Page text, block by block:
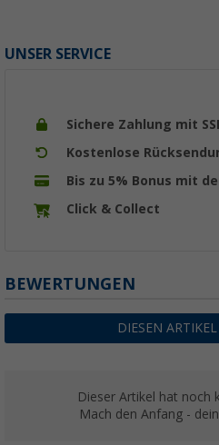
UNSER SERVICE
Sichere Zahlung mit
Kostenlose
Bis zu 5% Bonus mit
Click & Collect
BEWERTUNGEN
DIESEN
Dieser Artikel hat noch
Mach den Anfang -